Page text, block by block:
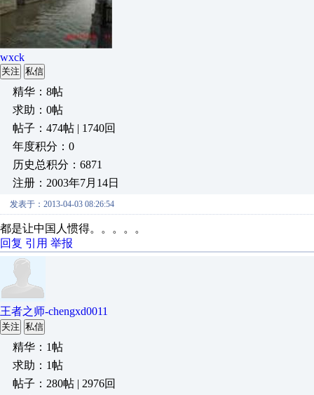
wxck
关注 私信
精华：8帖
求助：0帖
帖子：474帖 | 1740回
年度积分：0
历史总积分：6871
注册：2003年7月14日
发表于：2013-04-03 08:26:54
都是让中国人惯得。。。。。
回复 引用 举报
王者之师-chengxd0011
关注 私信
精华：1帖
求助：1帖
帖子：280帖 | 2976回